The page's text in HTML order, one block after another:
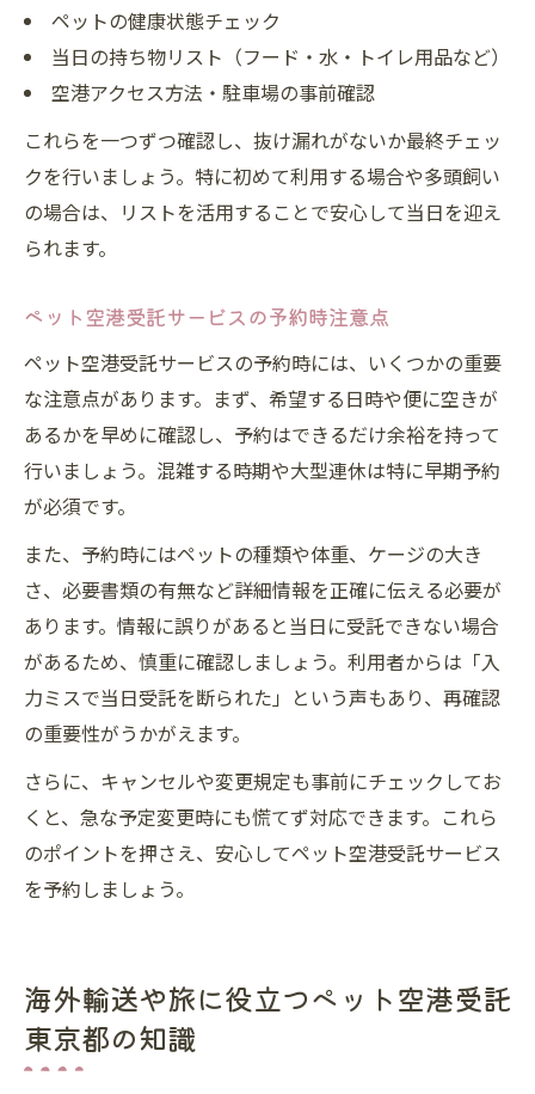
ペットの健康状態チェック
当日の持ち物リスト（フード・水・トイレ用品など）
空港アクセス方法・駐車場の事前確認
これらを一つずつ確認し、抜け漏れがないか最終チェッ
クを行いましょう。特に初めて利用する場合や多頭飼い
の場合は、リストを活用することで安心して当日を迎え
られます。
ペット空港受託サービスの予約時注意点
ペット空港受託サービスの予約時には、いくつかの重要
な注意点があります。まず、希望する日時や便に空きが
あるかを早めに確認し、予約はできるだけ余裕を持って
行いましょう。混雑する時期や大型連休は特に早期予約
が必須です。
また、予約時にはペットの種類や体重、ケージの大き
さ、必要書類の有無など詳細情報を正確に伝える必要が
あります。情報に誤りがあると当日に受託できない場合
があるため、慎重に確認しましょう。利用者からは「入
力ミスで当日受託を断られた」という声もあり、再確認
の重要性がうかがえます。
さらに、キャンセルや変更規定も事前にチェックしてお
くと、急な予定変更時にも慌てず対応できます。これら
のポイントを押さえ、安心してペット空港受託サービス
を予約しましょう。
海外輸送や旅に役立つペット空港受託
東京都の知識